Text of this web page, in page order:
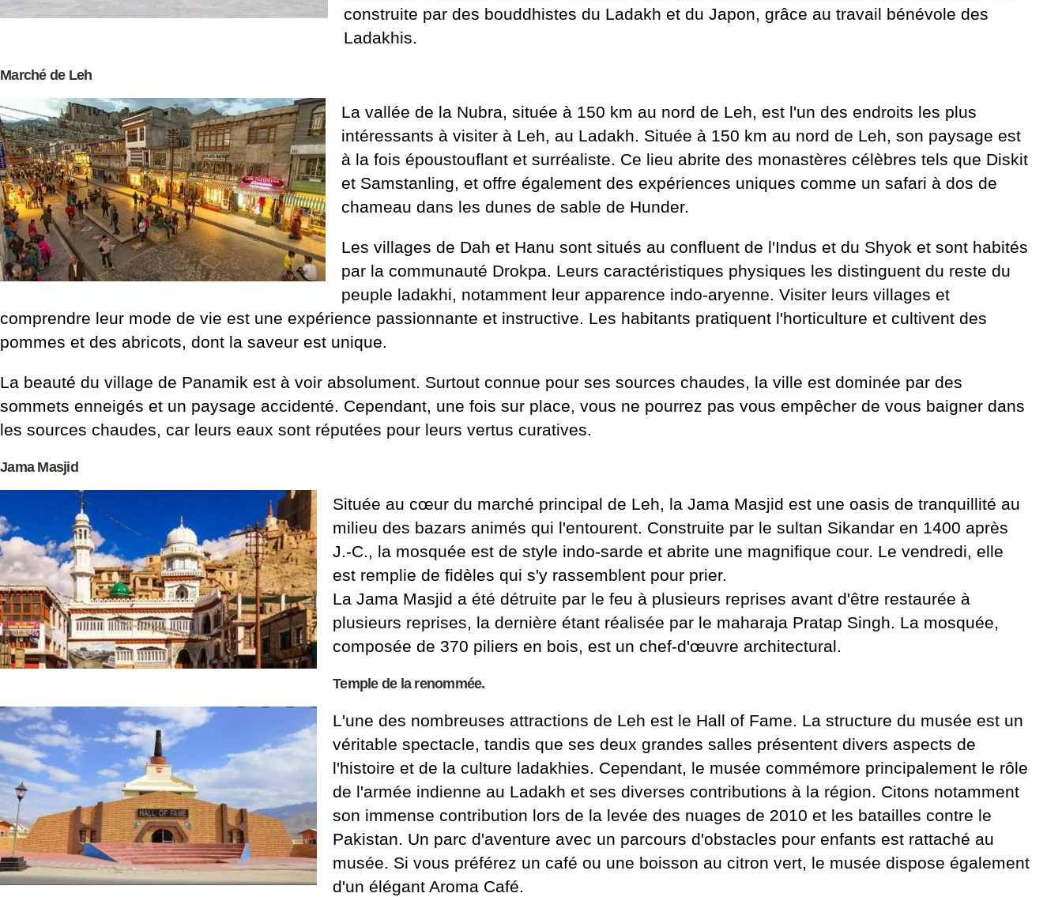
construite par des bouddhistes du Ladakh et du Japon, grâce au travail bénévole des
Ladakhis.
Marché de Leh
La vallée de la Nubra, située à 150 km au nord de Leh, est l'un des endroits les plus
intéressants à visiter à Leh, au Ladakh. Située à 150 km au nord de Leh, son paysage est
à la fois époustouflant et surréaliste. Ce lieu abrite des monastères célèbres tels que Diskit
et Samstanling, et offre également des expériences uniques comme un safari à dos de
chameau dans les dunes de sable de Hunder.
Les villages de Dah et Hanu sont situés au confluent de l'Indus et du Shyok et sont habités
par la communauté Drokpa. Leurs caractéristiques physiques les distinguent du reste du
peuple ladakhi, notamment leur apparence indo-aryenne. Visiter leurs villages et
comprendre leur mode de vie est une expérience passionnante et instructive. Les habitants pratiquent l'horticulture et cultivent des
pommes et des abricots, dont la saveur est unique.
La beauté du village de Panamik est à voir absolument. Surtout connue pour ses sources chaudes, la ville est dominée par des
sommets enneigés et un paysage accidenté. Cependant, une fois sur place, vous ne pourrez pas vous empêcher de vous baigner dans
les sources chaudes, car leurs eaux sont réputées pour leurs vertus curatives.
Jama Masjid
Située au cœur du marché principal de Leh, la Jama Masjid est une oasis de tranquillité au
milieu des bazars animés qui l'entourent. Construite par le sultan Sikandar en 1400 après
J.-C., la mosquée est de style indo-sarde et abrite une magnifique cour. Le vendredi, elle
est remplie de fidèles qui s'y rassemblent pour prier.
La Jama Masjid a été détruite par le feu à plusieurs reprises avant d'être restaurée à
plusieurs reprises, la dernière étant réalisée par le maharaja Pratap Singh. La mosquée,
composée de 370 piliers en bois, est un chef-d'œuvre architectural.
Temple de la renommée.
L'une des nombreuses attractions de Leh est le Hall of Fame. La structure du musée est un
véritable spectacle, tandis que ses deux grandes salles présentent divers aspects de
l'histoire et de la culture ladakhies. Cependant, le musée commémore principalement le rôle
de l'armée indienne au Ladakh et ses diverses contributions à la région. Citons notamment
son immense contribution lors de la levée des nuages ​​de 2010 et les batailles contre le
Pakistan. Un parc d'aventure avec un parcours d'obstacles pour enfants est rattaché au
musée. Si vous préférez un café ou une boisson au citron vert, le musée dispose également
d'un élégant Aroma Café.